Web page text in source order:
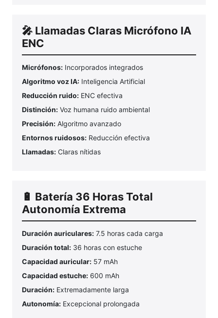
🎤 Llamadas Claras Micrófono IA
ENC
Micrófonos: Incorporados integrados
Algoritmo voz IA: Inteligencia Artificial
Reducción ruido: ENC efectiva
Distinción: Voz humana ruido ambiental
Precisión: Algoritmo avanzado
Entornos ruidosos: Reducción efectiva
Llamadas: Claras nítidas
🔋 Batería 36 Horas Total
Autonomía Extrema
Duración auriculares: 7.5 horas cada carga
Duración total: 36 horas con estuche
Capacidad auricular: 57 mAh
Capacidad estuche: 600 mAh
Duración: Extremadamente larga
Autonomía: Excepcional prolongada